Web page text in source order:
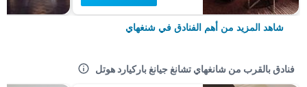
شاهد المزيد من أهم الفنادق في شنغهاي
فنادق بالقرب من شانغهاي تشانغ جيانغ باركيارد هوتل